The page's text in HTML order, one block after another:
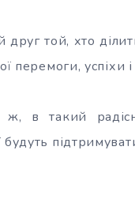
той, хто
перемоги, успіхи
ж, в такий
будуть